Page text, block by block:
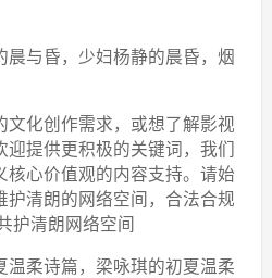
与昏，少妇杨静的晨昏，烟
文化创作需求，或想了解影视
提供更积极的关键词，我们
核心价值观的内容支持。请始
护清朗的网络空间，合法合规
护清朗网络空间
温柔诗篇，梁咏琪的初夏温柔